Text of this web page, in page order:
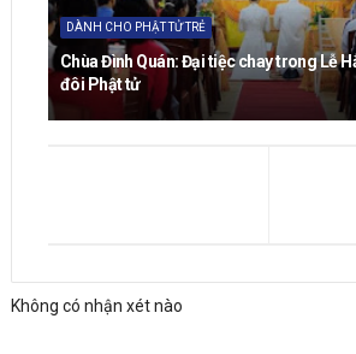
DÀNH CHO PHẬT TỬ TRẺ
Chùa Đình Quán: Đại tiệc chay trong Lễ
đôi Phật tử
Không có nhận xét nào